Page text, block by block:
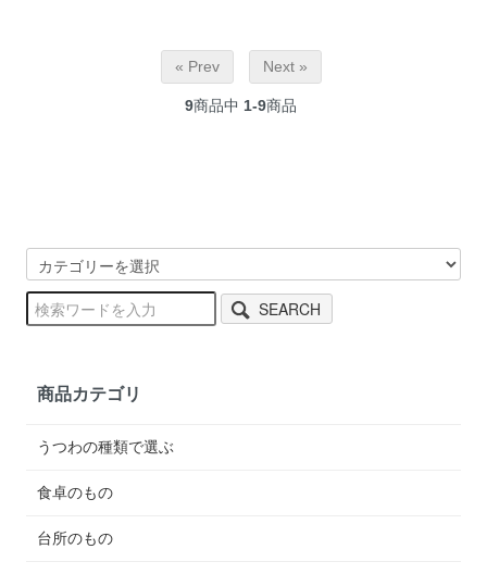
« Prev Next »
9商品中 1-9商品
SEARCH
商品カテゴリ
うつわの種類で選ぶ
食卓のもの
台所のもの